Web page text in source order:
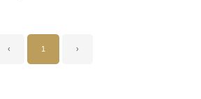
‹ 1 ›